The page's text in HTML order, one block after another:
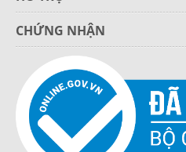
CHỨNG NHẬN